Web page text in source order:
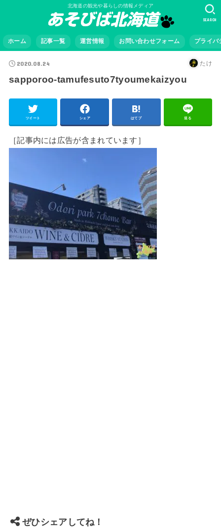
北海道の観光や暮らしの情報メディア
ホーム 記事一覧 運営情報 お問い合わせフォーム プライバ
SEARCH
2020.08.24 たけ
sapporoo-tamufesuto7tyoumekaizyou
ツイート シェア はてブ 送る
［記事内には広告が含まれています］
ぜひシェアしてね！